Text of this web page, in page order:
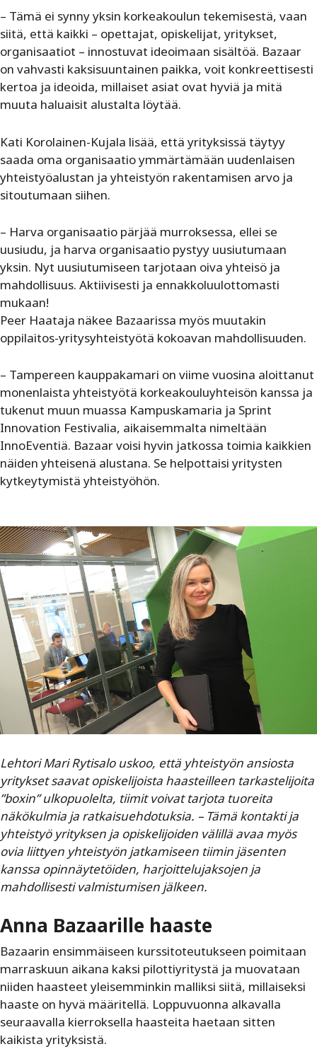
– Tämä ei synny yksin korkeakoulun tekemisestä, vaan
siitä, että kaikki – opettajat, opiskelijat, yritykset,
organisaatiot – innostuvat ideoimaan sisältöä. Bazaar
on vahvasti kaksisuuntainen paikka, voit konkreettisesti
kertoa ja ideoida, millaiset asiat ovat hyviä ja mitä
muuta haluaisit alustalta löytää.
Kati Korolainen-Kujala lisää, että yrityksissä täytyy
saada oma organisaatio ymmärtämään uudenlaisen
yhteistyöalustan ja yhteistyön rakentamisen arvo ja
sitoutumaan siihen.
– Harva organisaatio pärjää murroksessa, ellei se
uusiudu, ja harva organisaatio pystyy uusiutumaan
yksin. Nyt uusiutumiseen tarjotaan oiva yhteisö ja
mahdollisuus. Aktiivisesti ja ennakkoluulottomasti
mukaan!
Peer Haataja näkee Bazaarissa myös muutakin
oppilaitos-yritysyhteistyötä kokoavan mahdollisuuden.
– Tampereen kauppakamari on viime vuosina aloittanut
monenlaista yhteistyötä korkeakouluyhteisön kanssa ja
tukenut muun muassa Kampuskamaria ja Sprint
Innovation Festivalia, aikaisemmalta nimeltään
InnoEventiä. Bazaar voisi hyvin jatkossa toimia kaikkien
näiden yhteisenä alustana. Se helpottaisi yritysten
kytkeytymistä yhteistyöhön.
Lehtori Mari Rytisalo uskoo, että yhteistyön ansiosta
yritykset saavat opiskelijoista haasteilleen tarkastelijoita
”boxin” ulkopuolelta, tiimit voivat tarjota tuoreita
näkökulmia ja ratkaisuehdotuksia. – Tämä kontakti ja
yhteistyö yrityksen ja opiskelijoiden välillä avaa myös
ovia liittyen yhteistyön jatkamiseen tiimin jäsenten
kanssa opinnäytetöiden, harjoittelujaksojen ja
mahdollisesti valmistumisen jälkeen.
Anna Bazaarille haaste
Bazaarin ensimmäiseen kurssitoteutukseen poimitaan
marraskuun aikana kaksi pilottiyritystä ja muovataan
niiden haasteet yleisemminkin malliksi siitä, millaiseksi
haaste on hyvä määritellä. Loppuvuonna alkavalla
seuraavalla kierroksella haasteita haetaan sitten
kaikista yrityksistä.